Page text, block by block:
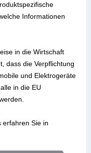
Informationen
in die Wirtschaft
dass die Verpflichtung
und Elektrogeräte
in die EU
erfahren Sie in